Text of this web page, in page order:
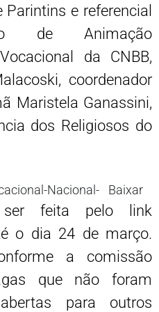
e referencial
de Animação
da CNBB,
coordenador
Maristela Ganassini,
dos Religiosos do
Nacional- Baixar
feita pelo link
o dia 24 de março.
a comissão
que não foram
para outros